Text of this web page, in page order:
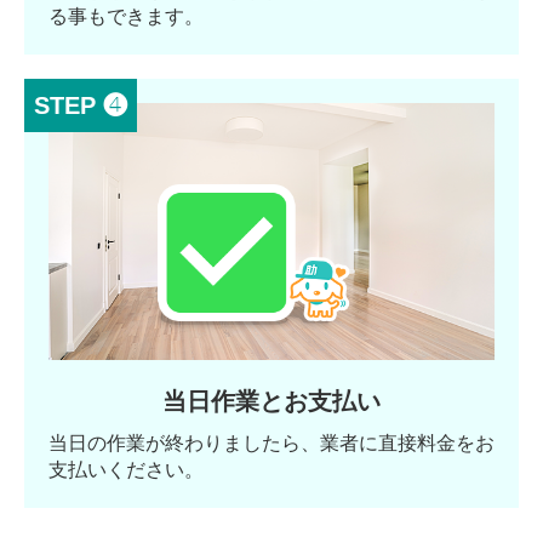
る事もできます。
STEP ❹
当日作業とお支払い
当日の作業が終わりましたら、業者に直接料金をお
支払いください。